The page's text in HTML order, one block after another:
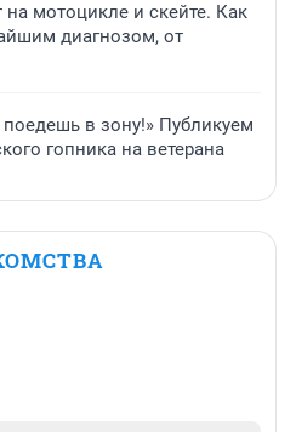
на мотоцикле и скейте. Как
диагнозом, от
поедешь в зону!» Публикуем
гопника на ветерана